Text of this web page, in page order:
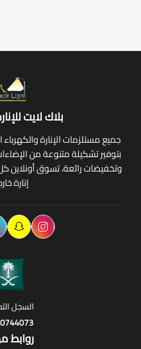
بلاك لايت
جميع مستلزمات الإنارة
بتوفير تشكيلة متنوعة من
وتخفيضات رائعة، تسوق أونلاين
إنارة
السجل
روابط